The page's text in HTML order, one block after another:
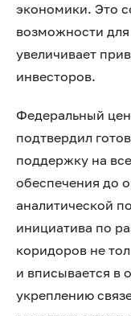
экономики. Это
возможности
увеличивает
инвесторов.
Федеральный
подтвердил
поддержку на
обеспечения до
аналитической
инициатива по
коридоров не
и вписывается в
укреплению